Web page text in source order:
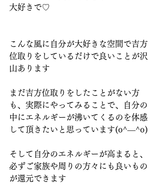
大好きで♡
こんな風に自分が大好きな空間で吉方
位取りをしているだけで良いことが沢
山あります
まだ吉方位取りをしたことがない方
も、実際にやってみることで、自分の
中にエネルギーが沸いてくるのを体感
して頂きたいと思っています(o^―^o)
そして自分のエネルギーが高まると、
必ずご家族や周りの方々にも良いもの
が還元できます